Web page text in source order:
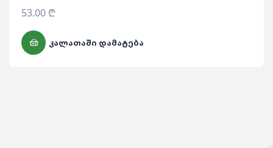
53.00 ₾
ᲙᲐᲚᲐᲗᲐᲨᲘ ᲓᲐᲛᲐᲢᲔᲑᲐ